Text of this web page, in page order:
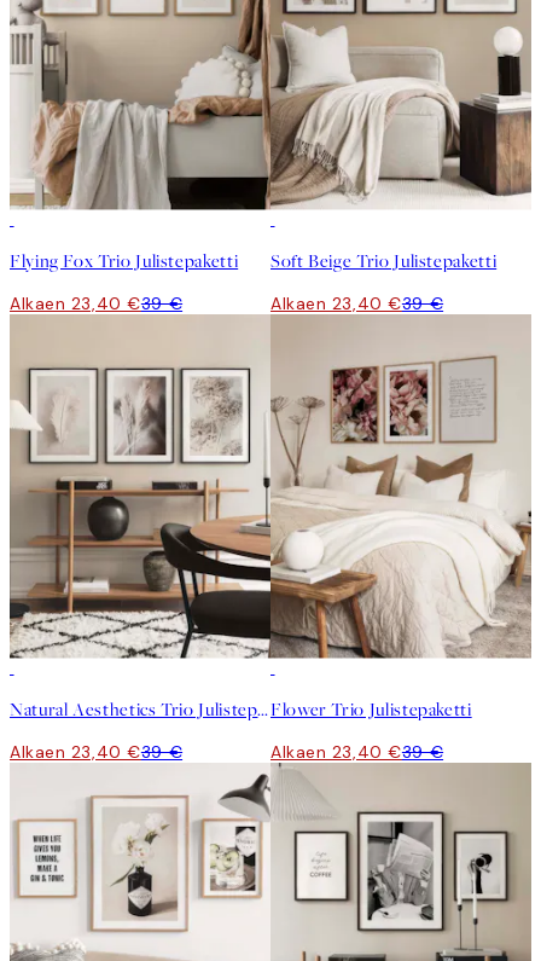
Flying Fox Trio Julistepaketti
Alkaen 23,40 €39 €
Soft Beige Trio Julistepaketti
Alkaen 23,40 €39 €
Natural Aesthetics Trio Julistepaketti
Alkaen 23,40 €39 €
Flower Trio Julistepaketti
Alkaen 23,40 €39 €